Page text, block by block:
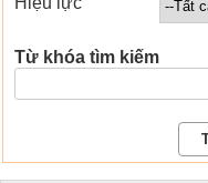
Từ khóa tìm kiếm